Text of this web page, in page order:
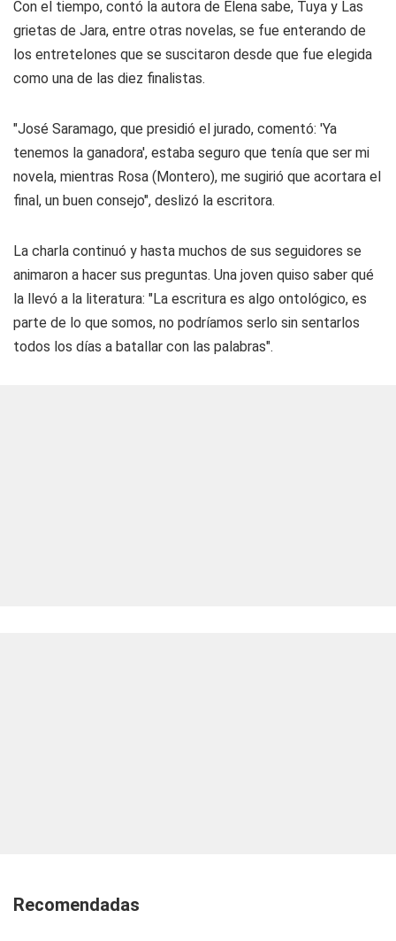
Con el tiempo, contó la autora de Elena sabe, Tuya y Las
grietas de Jara, entre otras novelas, se fue enterando de
los entretelones que se suscitaron desde que fue elegida
como una de las diez finalistas.
"José Saramago, que presidió el jurado, comentó: 'Ya
tenemos la ganadora', estaba seguro que tenía que ser mi
novela, mientras Rosa (Montero), me sugirió que acortara el
final, un buen consejo", deslizó la escritora.
La charla continuó y hasta muchos de sus seguidores se
animaron a hacer sus preguntas. Una joven quiso saber qué
la llevó a la literatura: "La escritura es algo ontológico, es
parte de lo que somos, no podríamos serlo sin sentarlos
todos los días a batallar con las palabras".
Recomendadas